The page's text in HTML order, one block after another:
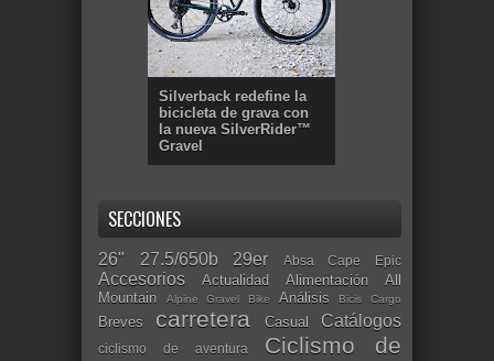
Silverback redefine la
bicicleta de grava con
la nueva SilverRider™
Gravel
SECCIONES
26" 27.5/650b 29er Absa Cape Epic
Accesorios Actualidad Alimentación
All
Mountain
Alpine Gravel Bike Análisis Bicis Cargo
Breves carretera Casual Catálogos
ciclismo de aventura
Ciclismo de